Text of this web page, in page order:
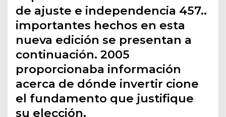
de ajuste e independencia 457..
importantes hechos en esta
nueva edición se presentan a
continuación. 2005
proporcionaba información
acerca de dónde invertir cione
el fundamento que justifique
su elección.